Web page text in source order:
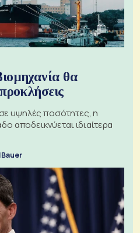
θα
υψηλές ποσότητες, η
αποδεικνύεται ιδιαίτερα